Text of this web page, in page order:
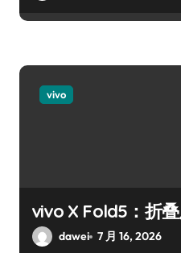
vivo
vivo X Fold5：折
dawei 7 月 16, 2026